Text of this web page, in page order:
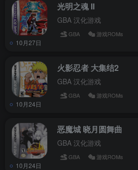
10月27日
光明之魂 II
GBA 汉化游戏
GBA 游戏ROMs
10月24日
火影忍者 大集结2
GBA 汉化游戏
GBA 游戏ROMs
10月24日
恶魔城 晓月圆舞曲
GBA 汉化游戏
GBA 游戏ROMs